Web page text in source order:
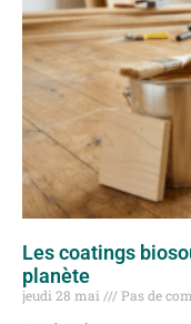
Les coatings
planète
jeudi 28 mai
Pas de